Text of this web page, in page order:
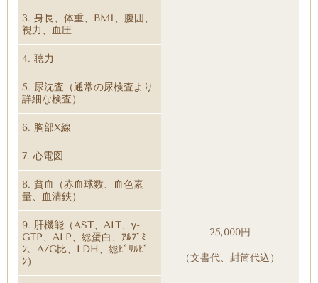
25,000円
（文書代、封筒代込）
3. 身長、体重、BMI、腹囲、
視力、血圧
4. 聴力
5. 尿沈査（通常の尿検査より
詳細な検査）
6. 胸部X線
7. 心電図
8. 貧血（赤血球数、血色素
量、血清鉄）
9. 肝機能（AST、ALT、γ-
GTP、ALP、総蛋白、ｱﾙﾌﾞﾐ
ﾝ、A/G比、LDH、総ﾋﾞﾘﾙﾋﾞ
ﾝ）